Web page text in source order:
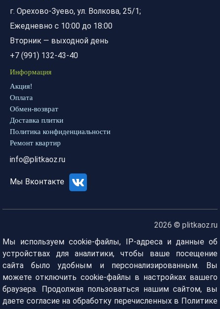
г. Орехово-Зуево, ул. Волкова, 25/1;
Ежедневно с 10:00 до 18:00
Вторник — выходной день
+7 (991) 132-43-40
Информация
Акция!
Оплата
Обмен-возврат
Доставка плитки
Политика конфиденциальности
Ремонт квартир
info@plitkaoz.ru
Мы Вконтакте
2026 © plitkaoz.ru
Мы используем cookie-файлы, IP-адреса и данные об
устройствах для аналитики, чтобы ваше посещение
сайта было удобным и персонализированным. Вы
можете отключить cookie-файлы в настройках вашего
браузера. Продолжая пользоваться нашим сайтом, вы
даете согласие на обработку перечисленных в Политике